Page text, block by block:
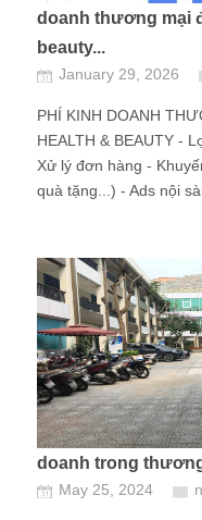
doanh thương mại
beauty...
January 29, 2026
PHÍ KINH DOANH
HEALTH & BEAUTY -
Xử lý đơn hàng -
quà tặng...) - Ads nội
doanh trong
May 25, 2024